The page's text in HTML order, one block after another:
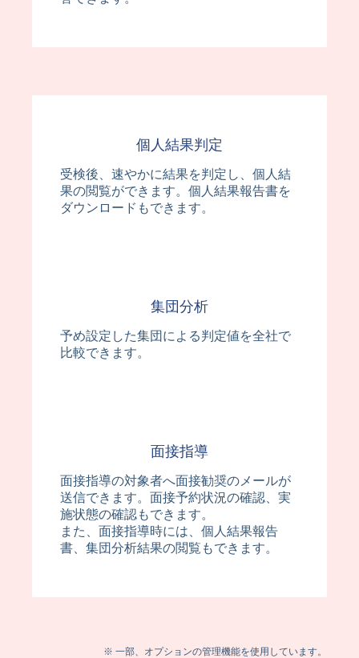
個人結果判定
受検後、速やかに結果を判定し、個人結
果の閲覧ができます。個人結果報告書を
ダウンロードもできます。
集団分析
予め設定した集団による判定値を全社で
比較できます。
面接指導
面接指導の対象者へ面接勧奨のメールが
送信できます。面接予約状況の確認、実
施状態の確認もできます。
また、面接指導時には、個人結果報告
書、集団分析結果の閲覧もできます。
※ 一部、オプションの管理機能を使用しています。